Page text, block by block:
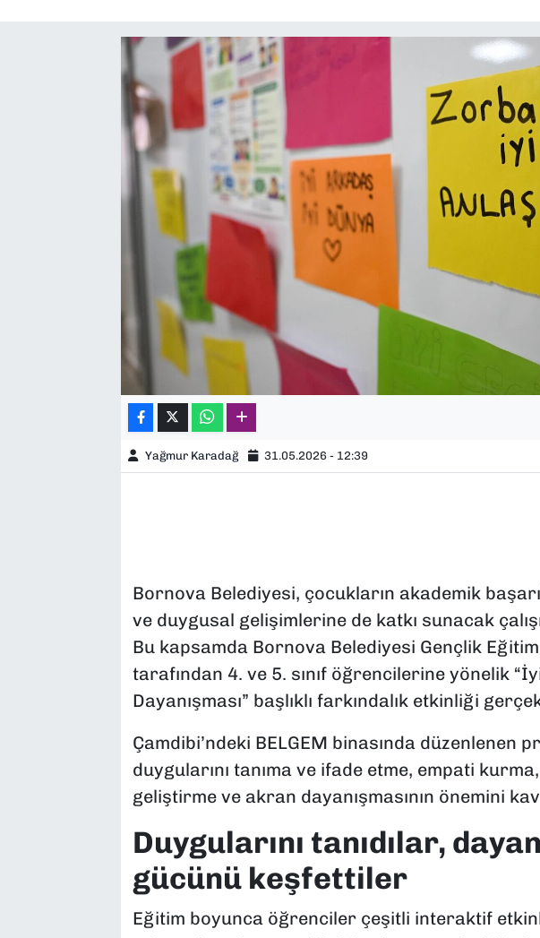
Yağmur Karadağ 31.05.2026 - 12:39
Bornova Belediyesi, çocukların akademik
ve duygusal gelişimlerine de katkı sunacak
Bu kapsamda Bornova Belediyesi Gençlik
tarafından 4. ve 5. sınıf öğrencilerine yönelik
Dayanışması” başlıklı farkındalık etkinliği
Çamdibi’ndeki BELGEM binasında düzenlenen
duygularını tanıma ve ifade etme, empati
geliştirme ve akran dayanışmasının önemini
Duygularını tanıdılar,
gücünü keşfettiler
Eğitim boyunca öğrenciler çeşitli interaktif
TEKNOLOJİ
YEREL YÖNETİMLER